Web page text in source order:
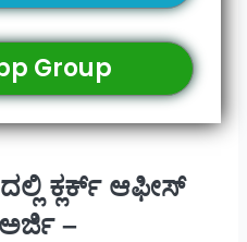
Group
ಕ್ಲರ್ಕ್ ಆಫೀಸ್
–